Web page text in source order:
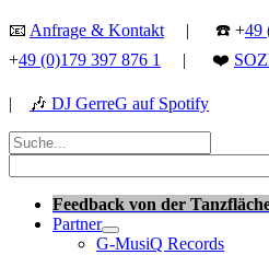
Zum
springen
📧 Anfrage & Kontakt | ☎️ +49
+49 (0)179 397 876 1 | ❤️
| 🎶 DJ GerreG auf Spotify
Suchen
nach:
Feedback von der
Partner
G-MusiQ Records